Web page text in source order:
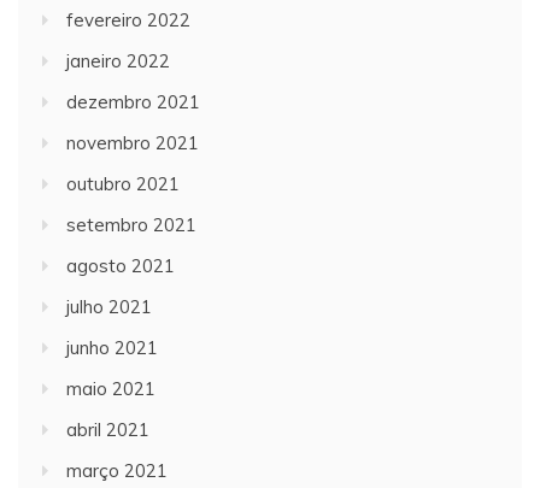
fevereiro 2022
janeiro 2022
dezembro 2021
novembro 2021
outubro 2021
setembro 2021
agosto 2021
julho 2021
junho 2021
maio 2021
abril 2021
março 2021